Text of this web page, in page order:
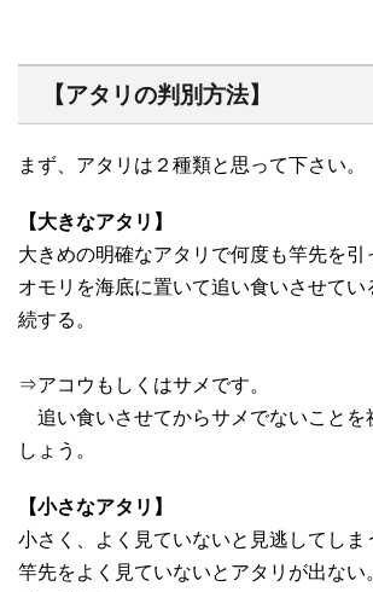
【アタリの判別方法】
まず、アタリは２種類と思って下さい。
【大きなアタリ】
大きめの明確なアタリで何度も竿先を引
オモリを海底に置いて追い食いさせてい
続する。
⇒アコウもしくはサメです。
追い食いさせてからサメでないことを
しょう。
【小さなアタリ】
小さく、よく見ていないと見逃してしま
竿先をよく見ていないとアタリが出ない